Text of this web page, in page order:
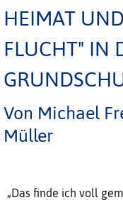
HEIMAT UND
FLUCHT" IN
Von Michael
Müller
„Das finde ich voll